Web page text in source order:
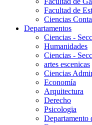
Facultad de
Ciencias
Departamentos
Ciencias -
Humanidades
Ciencias -
artes escenicas
Ciencias
Economía
Arquitectura
Derecho
Psicologia
Departamento